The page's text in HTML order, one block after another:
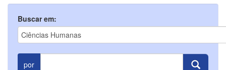
Buscar em:
por